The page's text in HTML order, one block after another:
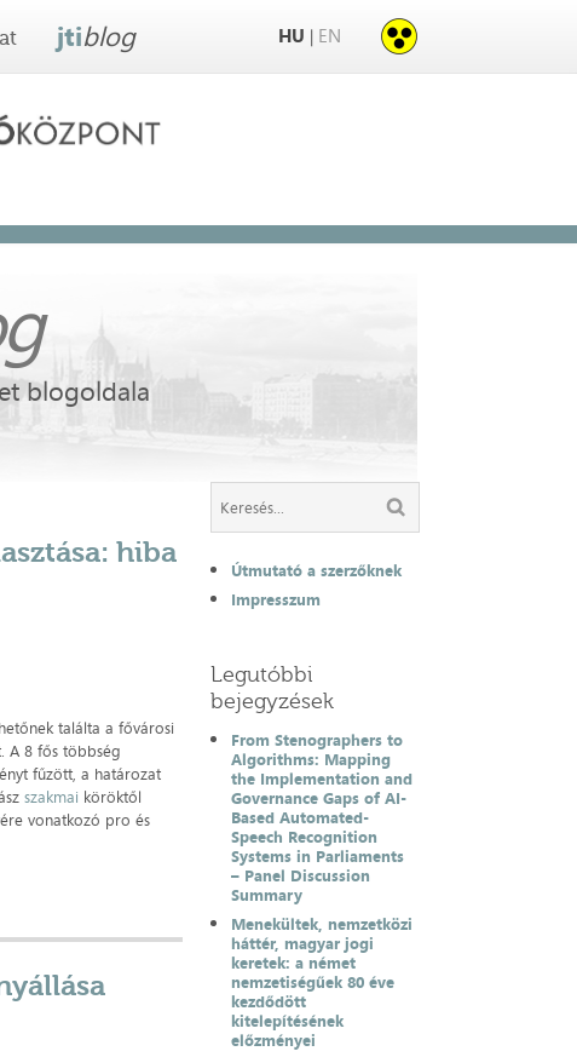
jtiblog HU | EN
blogoldala
hiba
találta a fővárosi
A 8 fős többség
fűzött, a határozat
szakmai köröktől
vonatkozó pro és
Útmutató a szerzőknek
Impresszum
Legutóbbi
bejegyzések
From Stenographers to
Algorithms: Mapping
the Implementation and
Governance Gaps of AI-
Based Automated-
Speech Recognition
Systems in Parliaments
– Panel Discussion
Summary
Menekültek, nemzetközi
háttér, magyar jogi
keretek: a német
nemzetiségűek 80 éve
kezdődött
kitelepítésének
előzményei